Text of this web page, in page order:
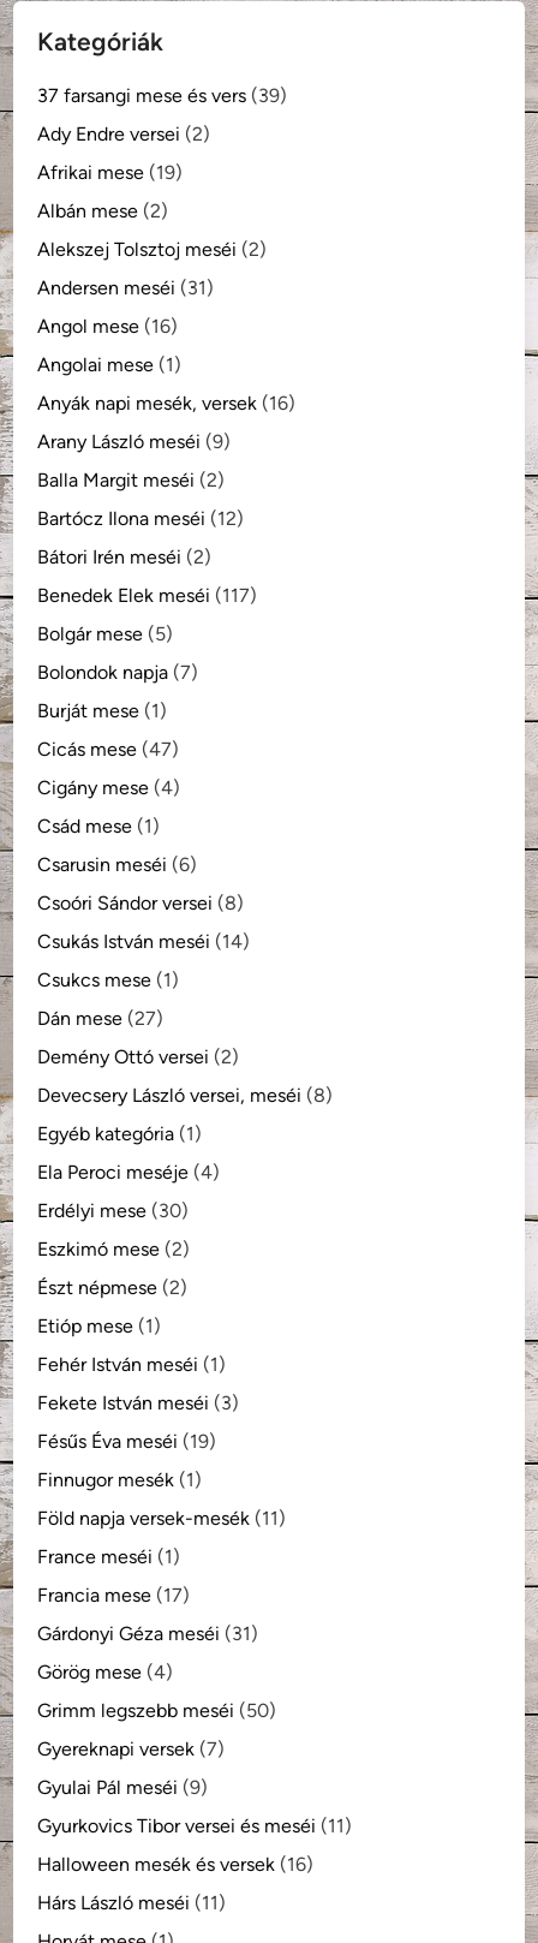
Kategóriák
37 farsangi mese és vers (39)
Ady Endre versei (2)
Afrikai mese (19)
Albán mese (2)
Alekszej Tolsztoj meséi (2)
Andersen meséi (31)
Angol mese (16)
Angolai mese (1)
Anyák napi mesék, versek (16)
Arany László meséi (9)
Balla Margit meséi (2)
Bartócz Ilona meséi (12)
Bátori Irén meséi (2)
Benedek Elek meséi (117)
Bolgár mese (5)
Bolondok napja (7)
Burját mese (1)
Cicás mese (47)
Cigány mese (4)
Csád mese (1)
Csarusin meséi (6)
Csoóri Sándor versei (8)
Csukás István meséi (14)
Csukcs mese (1)
Dán mese (27)
Demény Ottó versei (2)
Devecsery László versei, meséi (8)
Egyéb kategória (1)
Ela Peroci meséje (4)
Erdélyi mese (30)
Eszkimó mese (2)
Észt népmese (2)
Etióp mese (1)
Fehér István meséi (1)
Fekete István meséi (3)
Fésűs Éva meséi (19)
Finnugor mesék (1)
Föld napja versek-mesék (11)
France meséi (1)
Francia mese (17)
Gárdonyi Géza meséi (31)
Görög mese (4)
Grimm legszebb meséi (50)
Gyereknapi versek (7)
Gyulai Pál meséi (9)
Gyurkovics Tibor versei és meséi (11)
Halloween mesék és versek (16)
Hárs László meséi (11)